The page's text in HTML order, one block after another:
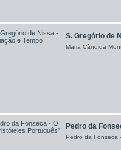
S. Gregório de
Maria Cândida
Pedro da
Pedro da Fonseca